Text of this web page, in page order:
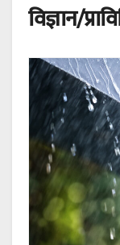
विज्ञान/